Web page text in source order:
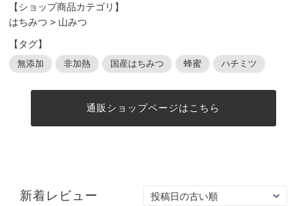
【ショップ商品カテゴリ】
はちみつ > 山みつ
【タグ】
無添加 非加熱 国産はちみつ 蜂蜜 ハチミツ
通販ショップページはこちら
新着レビュー